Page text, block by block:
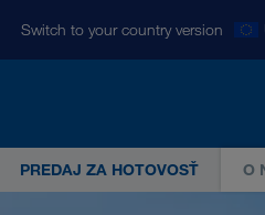
Switch to your country version
a
PREDAJ ZA HOTOVOSŤ O